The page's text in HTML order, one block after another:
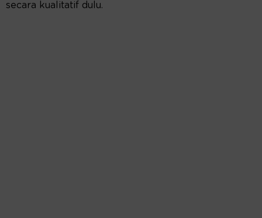
secara kualitatif dulu.